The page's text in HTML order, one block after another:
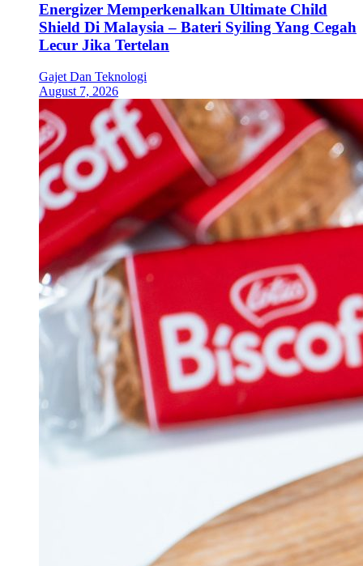
Energizer Memperkenalkan Ultimate Child
Shield Di Malaysia – Bateri Syiling Yang Cegah
Lecur Jika Tertelan
Gajet Dan Teknologi
August 7, 2026